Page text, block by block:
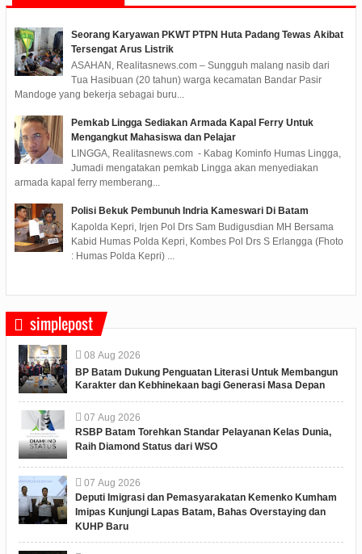
Seorang Karyawan PKWT PTPN Huta Padang Tewas Akibat
Tersengat Arus Listrik
ASAHAN, Realitasnews.com – Sungguh malang nasib dari
Tua Hasibuan (20 tahun) warga kecamatan Bandar Pasir
Mandoge yang bekerja sebagai buru...
Pemkab Lingga Sediakan Armada Kapal Ferry Untuk
Mengangkut Mahasiswa dan Pelajar
LINGGA, Realitasnews.com - Kabag Kominfo Humas Lingga,
Jumadi mengatakan pemkab Lingga akan menyediakan
armada kapal ferry memberang...
Polisi Bekuk Pembunuh Indria Kameswari Di Batam
Kapolda Kepri, Irjen Pol Drs Sam Budigusdian MH Bersama
Kabid Humas Polda Kepri, Kombes Pol Drs S Erlangga (Fhoto
: Humas Polda Kepri) ...
simplepost
08 Aug 2026
BP Batam Dukung Penguatan Literasi Untuk Membangun
Karakter dan Kebhinekaan bagi Generasi Masa Depan
07 Aug 2026
RSBP Batam Torehkan Standar Pelayanan Kelas Dunia,
Raih Diamond Status dari WSO
07 Aug 2026
Deputi Imigrasi dan Pemasyarakatan Kemenko Kumham
Imipas Kunjungi Lapas Batam, Bahas Overstaying dan
KUHP Baru